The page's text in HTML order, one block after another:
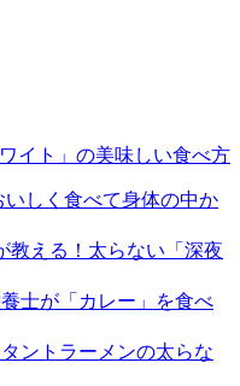
イト」の美味しい食べ方
いしく食べて身体の中か
教える！太らない「深夜
士が「カレー」を食べ
ントラーメンの太らな